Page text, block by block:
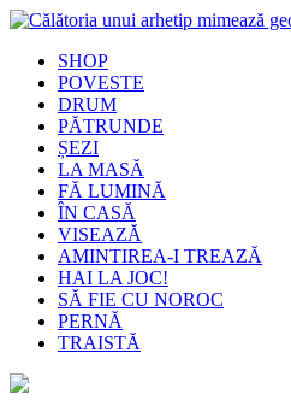
SHOP
POVESTE
DRUM
PĂTRUNDE
ȘEZI
LA MASĂ
FĂ LUMINĂ
ÎN CASĂ
VISEAZĂ
AMINTIREA-I TREAZĂ
HAI LA JOC!
SĂ FIE CU NOROC
PERNĂ
TRAISTĂ